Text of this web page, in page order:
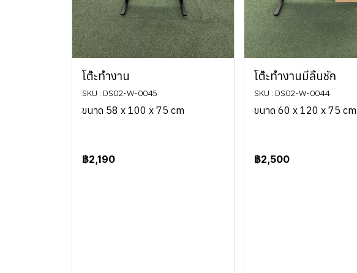
โต๊ะทำงาน
SKU : DS02-W-0045
ขนาด 58 x 100 x 75 cm
฿2,190
โต๊ะทำงานมีลิ้นชัก
SKU : DS02-W-0044
ขนาด 60 x 120 x 75 cm
฿2,500